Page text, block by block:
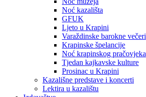
Noć kazališta
GFUK
Ljeto u Krapini
Varaždinske barokne večeri
Krapinske špelancije
Noć krapinskog pračovjeka
Tjedan kajkavske kulture
Prosinac u Krapini
Kazališne predstave i koncerti
Lektira u kazalištu